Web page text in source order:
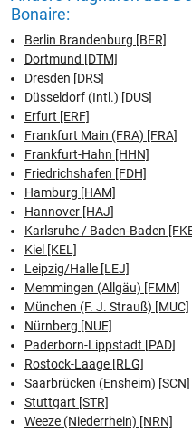
Bonaire:
Berlin Brandenburg [BER]
Dortmund [DTM]
Dresden [DRS]
Düsseldorf (Intl.) [DUS]
Erfurt [ERF]
Frankfurt Main (FRA) [FRA]
Frankfurt-Hahn [HHN]
Friedrichshafen [FDH]
Hamburg [HAM]
Hannover [HAJ]
Karlsruhe / Baden-Baden
Kiel [KEL]
Leipzig/Halle [LEJ]
Memmingen (Allgäu) [FMM]
München (F. J. Strauß) [MUC]
Nürnberg [NUE]
Paderborn-Lippstadt [PAD]
Rostock-Laage [RLG]
Saarbrücken (Ensheim) [SCN]
Stuttgart [STR]
Weeze (Niederrhein) [NRN]